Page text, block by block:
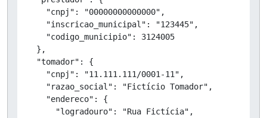
    "cnpj": "00000000000000",
    "inscricao_municipal": "123445",
    "codigo_municipio": 3124005
  },
  "tomador": {
    "cnpj": "11.111.111/0001-11",
    "razao_social": "Fictício Tomador",
    "endereco": {
      "logradouro": "Rua Fictícia",